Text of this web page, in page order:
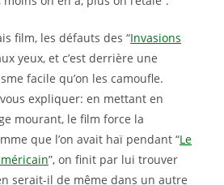
film, les défauts des “Invasions
yeux, et c’est derrière une
facile qu’on les camoufle.
expliquer: en mettant en
mourant, le film force la
que l’on avait haï pendant “Le
”, on finit par lui trouver
serait-il de même dans un autre